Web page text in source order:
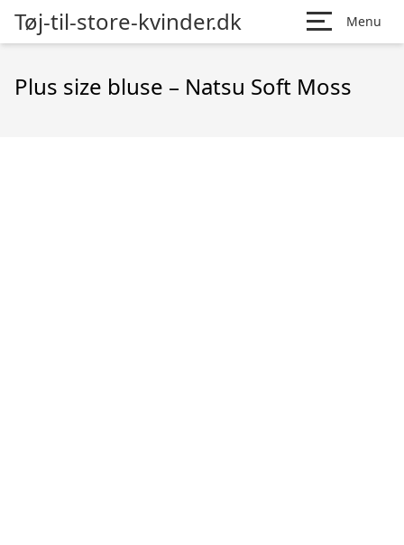
Tøj-til-store-kvinder.dk Menu
Plus size bluse – Natsu Soft Moss